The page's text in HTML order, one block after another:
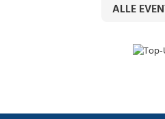
ALLE